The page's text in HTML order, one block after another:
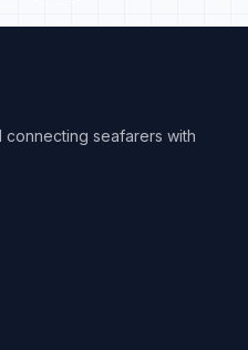
connecting seafarers with